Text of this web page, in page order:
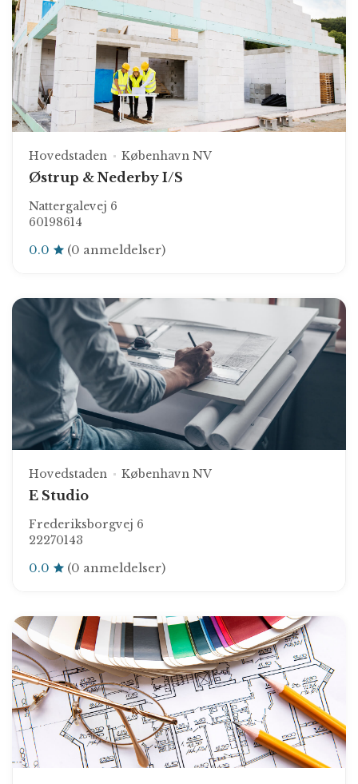
Hovedstaden København NV
Østrup & Nederby I/S
Nattergalevej 6
60198614
0.0 (0 anmeldelser)
Hovedstaden København NV
E Studio
Frederiksborgvej 6
22270143
0.0 (0 anmeldelser)